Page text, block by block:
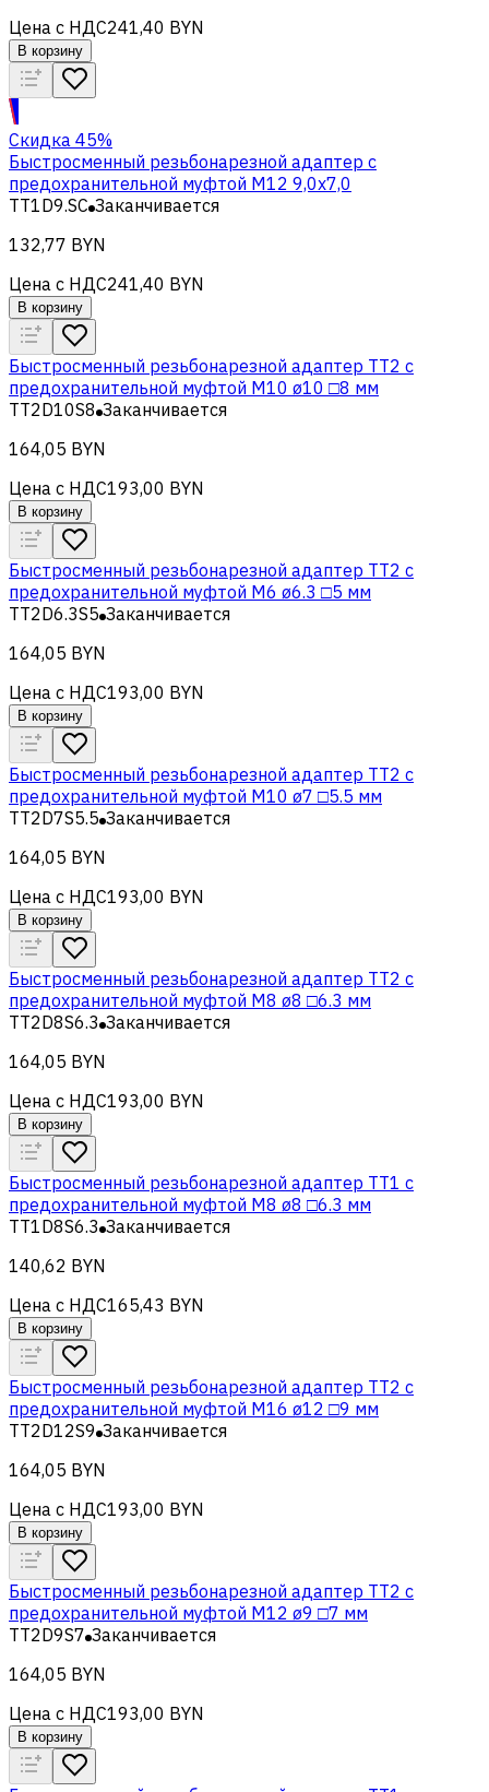
Цена с НДС241,40 BYN
В корзину
Скидка 45%
Быстросменный резьбонарезной адаптер с
предохранительной муфтой M12 9,0х7,0
TT1D9.SC Заканчивается
132,77 BYN
Цена с НДС241,40 BYN
В корзину
Быстросменный резьбонарезной адаптер TT2 с
предохранительной муфтой M10 ø10 □8 мм
TT2D10S8 Заканчивается
164,05 BYN
Цена с НДС193,00 BYN
В корзину
Быстросменный резьбонарезной адаптер TT2 с
предохранительной муфтой M6 ø6.3 □5 мм
TT2D6.3S5 Заканчивается
164,05 BYN
Цена с НДС193,00 BYN
В корзину
Быстросменный резьбонарезной адаптер TT2 с
предохранительной муфтой M10 ø7 □5.5 мм
TT2D7S5.5 Заканчивается
164,05 BYN
Цена с НДС193,00 BYN
В корзину
Быстросменный резьбонарезной адаптер TT2 с
предохранительной муфтой M8 ø8 □6.3 мм
TT2D8S6.3 Заканчивается
164,05 BYN
Цена с НДС193,00 BYN
В корзину
Быстросменный резьбонарезной адаптер TT1 с
предохранительной муфтой M8 ø8 □6.3 мм
TT1D8S6.3 Заканчивается
140,62 BYN
Цена с НДС165,43 BYN
В корзину
Быстросменный резьбонарезной адаптер TT2 с
предохранительной муфтой M16 ø12 □9 мм
TT2D12S9 Заканчивается
164,05 BYN
Цена с НДС193,00 BYN
В корзину
Быстросменный резьбонарезной адаптер TT2 с
предохранительной муфтой M12 ø9 □7 мм
TT2D9S7 Заканчивается
164,05 BYN
Цена с НДС193,00 BYN
В корзину